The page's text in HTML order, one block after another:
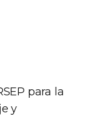
para la
y